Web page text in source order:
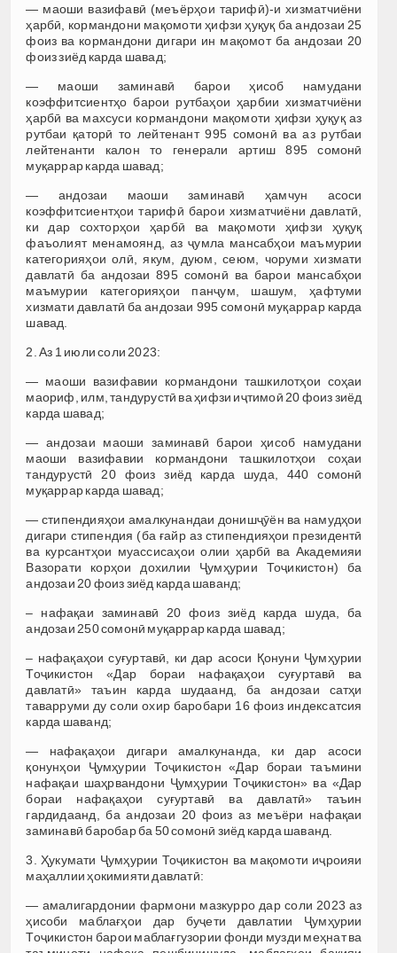
— маоши вазифавӣ (меъёрҳои тарифӣ)-и хизматчиёни
ҳарбӣ, кормандони мақомоти ҳифзи ҳуқуқ ба андозаи 25
фоиз ва кормандони дигари ин мақомот ба андозаи 20
фоиз зиёд карда шавад;
— маоши заминавӣ барои ҳисоб намудани
коэффитсиентҳо барои рутбаҳои ҳарбии хизматчиёни
ҳарбӣ ва махсуси кормандони мақомоти ҳифзи ҳуқуқ аз
рутбаи қаторӣ то лейтенант 995 сомонӣ ва аз рутбаи
лейтенанти калон то генерали артиш 895 сомонӣ
муқаррар карда шавад;
— андозаи маоши заминавӣ ҳамчун асоси
коэффитсиентҳои тарифӣ барои хизматчиёни давлатӣ,
ки дар сохторҳои ҳарбӣ ва мақомоти ҳифзи ҳуқуқ
фаъолият менамоянд, аз ҷумла мансабҳои маъмурии
категорияҳои олӣ, якум, дуюм, сеюм, чоруми хизмати
давлатӣ ба андозаи 895 сомонӣ ва барои мансабҳои
маъмурии категорияҳои панҷум, шашум, ҳафтуми
хизмати давлатӣ ба андозаи 995 сомонӣ муқаррар карда
шавад.
2. Аз 1 июли соли 2023:
— маоши вазифавии кормандони ташкилотҳои соҳаи
маориф, илм, тандурустӣ ва ҳифзи иҷтимоӣ 20 фоиз зиёд
карда шавад;
— андозаи маоши заминавӣ барои ҳисоб намудани
маоши вазифавии кормандони ташкилотҳои соҳаи
тандурустӣ 20 фоиз зиёд карда шуда, 440 сомонӣ
муқаррар карда шавад;
— стипендияҳои амалкунандаи донишҷӯён ва намудҳои
дигари стипендия (ба ғайр аз стипендияҳои президентӣ
ва курсантҳои муассисаҳои олии ҳарбӣ ва Академияи
Вазорати корҳои дохилии Ҷумҳурии Тоҷикистон) ба
андозаи 20 фоиз зиёд карда шаванд;
– нафақаи заминавӣ 20 фоиз зиёд карда шуда, ба
андозаи 250 сомонӣ муқаррар карда шавад;
– нафақаҳои суғуртавӣ, ки дар асоси Қонуни Ҷумҳурии
Тоҷикистон «Дар бораи нафақаҳои суғуртавӣ ва
давлатӣ» таъин карда шудаанд, ба андозаи сатҳи
таварруми ду соли охир баробари 16 фоиз индексатсия
карда шаванд;
— нафақаҳои дигари амалкунанда, ки дар асоси
қонунҳои Ҷумҳурии Тоҷикистон «Дар бораи таъмини
нафақаи шаҳрвандони Ҷумҳурии Тоҷикистон» ва «Дар
бораи нафақаҳои суғуртавӣ ва давлатӣ» таъин
гардидаанд, ба андозаи 20 фоиз аз меъёри нафақаи
заминавӣ баробар ба 50 сомонӣ зиёд карда шаванд.
3. Ҳукумати Ҷумҳурии Тоҷикистон ва мақомоти иҷроияи
маҳаллии ҳокимияти давлатӣ:
— амалигардонии фармони мазкурро дар соли 2023 аз
ҳисоби маблағҳои дар буҷети давлатии Ҷумҳурии
Тоҷикистон барои маблағгузории фонди музди меҳнат ва